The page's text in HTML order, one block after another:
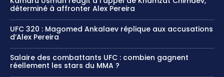
déterminé à affronter Alex Pereira
UFC 320 : Magomed Ankalaev réplique aux accusations
d’Alex Pereira
Salaire des combattants UFC : combien gagnent
réellement les stars du MMA ?